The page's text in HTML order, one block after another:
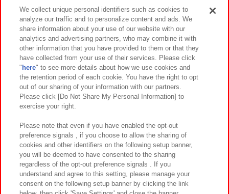
イベント・キャンペーン
関連会社 サステナビリティ サイトポリシー
プライバシーポリシー ウェブアクセシビリティ方針と検証結果
お取引先さまとともに
カスタマーハラスメント対応方針 よくあるご質問・お問い合わせ
We collect unique personal identifiers such as cookies to
analyze our traffic and to personalize content and ads. We
share information about your use of our website with our
analytics and advertising partners, who may combine it with
other information that you have provided to them or that they
have collected from your use of their services. Please click
" here" to see more details about how we use cookies and
the retention period of each cookie. You have the right to opt
out of our sharing of your information with our partners.
Please click [Do Not Share My Personal Information] to
exercise your right.
Please note that even if you have enabled the opt-out
preference signals , if you choose to allow the sharing of
cookies and other identifiers on the following setup banner,
you will be deemed to have consented to the sharing
regardless of the opt-out preference signals . If you
understand and agree to this setting, please manage your
consent on the following setup banner by clicking the link